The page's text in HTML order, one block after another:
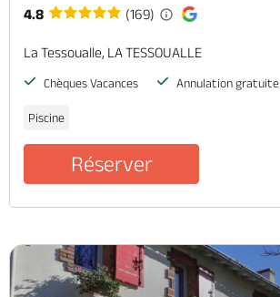
4.8 (169)
La Tessoualle, LA TESSOUALLE
Chèques Vacances Annulation gratuite
Piscine
Réserver